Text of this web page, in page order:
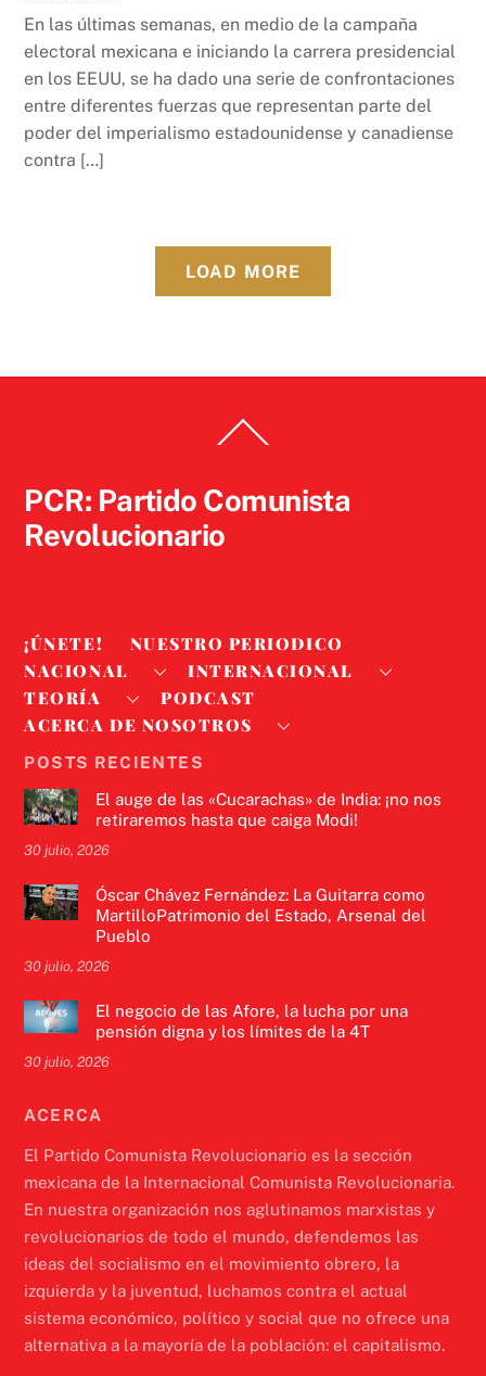
En las últimas semanas, en medio de la campaña
electoral mexicana e iniciando la carrera presidencial
en los EEUU, se ha dado una serie de confrontaciones
entre diferentes fuerzas que representan parte del
poder del imperialismo estadounidense y canadiense
contra […]
LOAD MORE
To
PCR: Partido Comunista
Revolucionario
¡ÚNETE!
NUESTRO PERIODICO
NACIONAL
INTERNACIONAL
TEORÍA
PODCAST
ACERCA DE NOSOTROS
POSTS RECIENTES
El auge de las «Cucarachas» de India: ¡no nos
retiraremos hasta que caiga Modi!
30 julio, 2026
Óscar Chávez Fernández: La Guitarra como
MartilloPatrimonio del Estado, Arsenal del
Pueblo
30 julio, 2026
El negocio de las Afore, la lucha por una
pensión digna y los límites de la 4T
30 julio, 2026
ACERCA
El Partido Comunista Revolucionario es la sección
mexicana de la Internacional Comunista Revolucionaria.
En nuestra organización nos aglutinamos marxistas y
revolucionarios de todo el mundo, defendemos las
ideas del socialismo en el movimiento obrero, la
izquierda y la juventud, luchamos contra el actual
sistema económico, político y social que no ofrece una
alternativa a la mayoría de la población: el capitalismo.